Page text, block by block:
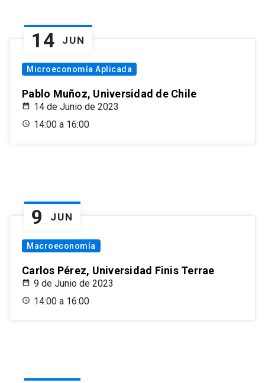
14 JUN
Microeconomía Aplicada
Pablo Muñoz, Universidad de Chile
14 de Junio de 2023
14:00 a 16:00
9 JUN
Macroeconomía
Carlos Pérez, Universidad Finis Terrae
9 de Junio de 2023
14:00 a 16:00